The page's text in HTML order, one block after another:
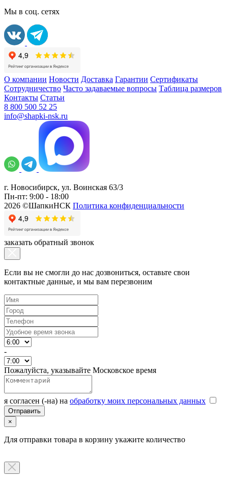
Мы в соц. сетях
О компании Новости Доставка Гарантии Сертификаты
Сотрудничество Часто задаваемые вопросы Таблица размеров
Контакты Статьи
8 800 500 52 25
info@shapki-nsk.ru
г. Новосибирск, ул. Воинская 63/3
Пн-пт: 9:00 - 18:00
2026 ©ШапкиНСК Политика конфиденциальности
заказать обратный звонок
Если вы не смогли до нас дозвониться, оставьте свои
контактные данные, и мы вам перезвоним
-
Пожалуйста, указывайте Московское время
я согласен (-на) на обработку моих персональных данных
×
Для отправки товара в корзину укажите количество